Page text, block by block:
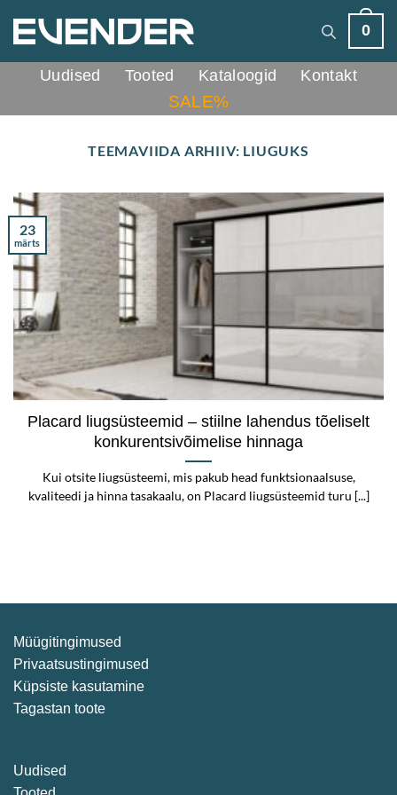
0
Uudised Tooted Kataloogid Kontakt
SALE%
TEEMAVIIDA ARHIIV: LIUGUKS
Placard liugsüsteemid – stiilne lahendus tõeliselt
konkurentsivõimelise hinnaga
Kui otsite liugsüsteemi, mis pakub head funktsionaalsuse,
kvaliteedi ja hinna tasakaalu, on Placard liugsüsteemid turu [...]
23
märts
Müügitingimused
Privaatsustingimused
Küpsiste kasutamine
Tagastan toote
Uudised